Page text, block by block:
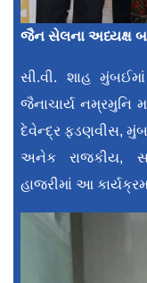
જૈન સેલના અધ્યક્ષ
સી.વી. શાહ
જૈનાચાર્ય નમ્રમુનિ
દેવેન્દ્ર ફડણવીસ,
અનેક રાજકીય,
હાજરીમાં આ